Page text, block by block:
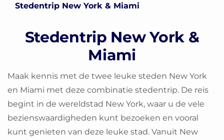
Stedentrip New York & Miami
Stedentrip New York &
Miami
Maak kennis met de twee leuke steden New York
en Miami met deze combinatie stedentrip. De reis
begint in de wereldstad New York, waar u de vele
bezienswaardigheden kunt bezoeken en vooral
kunt genieten van deze leuke stad. Vanuit New